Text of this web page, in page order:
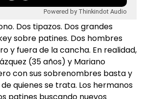
Powered by Thinkindot Audio
Dos tipazos. Dos grandes
sobre patines. Dos hombres
y fuera de la cancha. En realidad,
(35 años) y Mariano
con sus sobrenombres basta y
quienes se trata. Los hermanos